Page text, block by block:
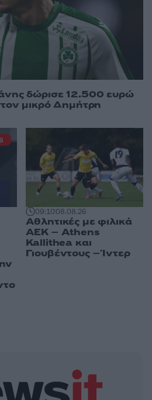
δώρισε 12.500 ευρώ
μικρό Δημήτρη
09:1008.08.26
Αθλητικές με φιλικά
ΑΕΚ – Athens
Kallithea και
Γιουβέντους – Ίντερ